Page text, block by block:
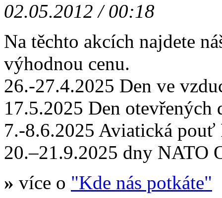
02.05.2012 / 00:18
Na těchto akcích najdete
výhodnou cenu.
26.-27.4.2025 Den ve
17.5.2025 Den
7.-8.6.2025 Aviatická
20.–21.9.2025 dny NATO
» více o "Kde nás potkáte"